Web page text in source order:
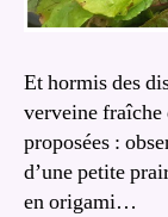
Et hormis des
verveine fraîche
proposées :
d’une petite
en origami…